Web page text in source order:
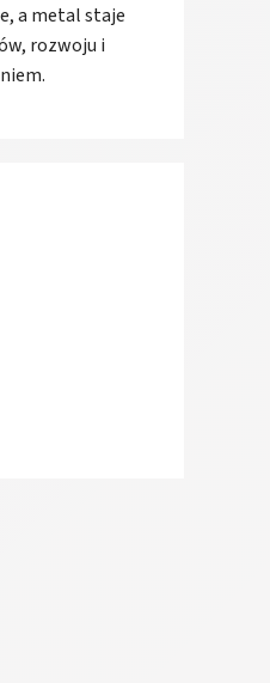
a metal staje
rozwoju i